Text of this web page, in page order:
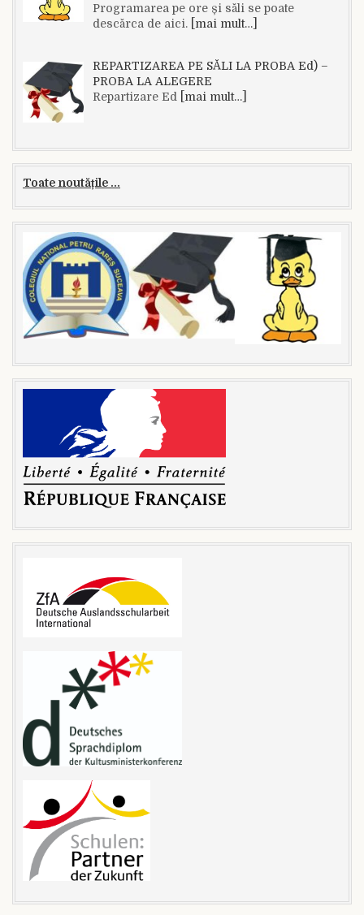
Programarea pe ore și săli se poate
descărca de aici.[mai mult…]
REPARTIZAREA PE SĂLI LA PROBA Ed) –
PROBA LA ALEGERE
Repartizare Ed
[mai mult…]
Toate noutățile ...